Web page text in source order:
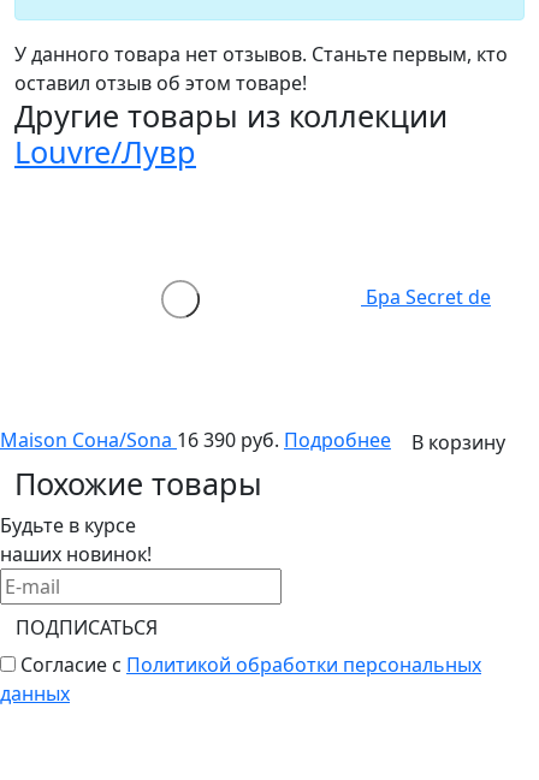
У данного товара нет отзывов. Станьте первым, кто
оставил отзыв об этом товаре!
Другие товары из коллекции
Louvre/Лувр
Бра Secret de
Maison Сона/Sona 16 390 руб. Подробнее В корзину
Похожие товары
Будьте в курсе
наших новинок!
ПОДПИСАТЬСЯ
Согласие с Политикой обработки персональных
данных